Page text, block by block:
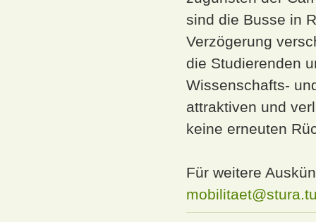
sind die Busse in
Verzögerung
die Studierenden
Wissenschafts-
attraktiven und
keine erneuten
Für weitere